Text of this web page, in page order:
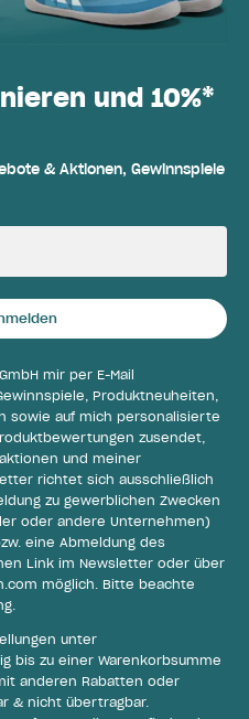
und 10%*
& Aktionen, Gewinnspiele
mir per E-Mail
Produktneuheiten,
sowie auf mich personalisierte
zusendet,
und meiner
richtet sich ausschließlich
zu gewerblichen Zwecken
oder andere Unternehmen)
eine Abmeldung des
Link im Newsletter oder über
möglich. Bitte beachte
.
unter
bis zu einer Warenkorbsumme
anderen Rabatten oder
& nicht übertragbar.